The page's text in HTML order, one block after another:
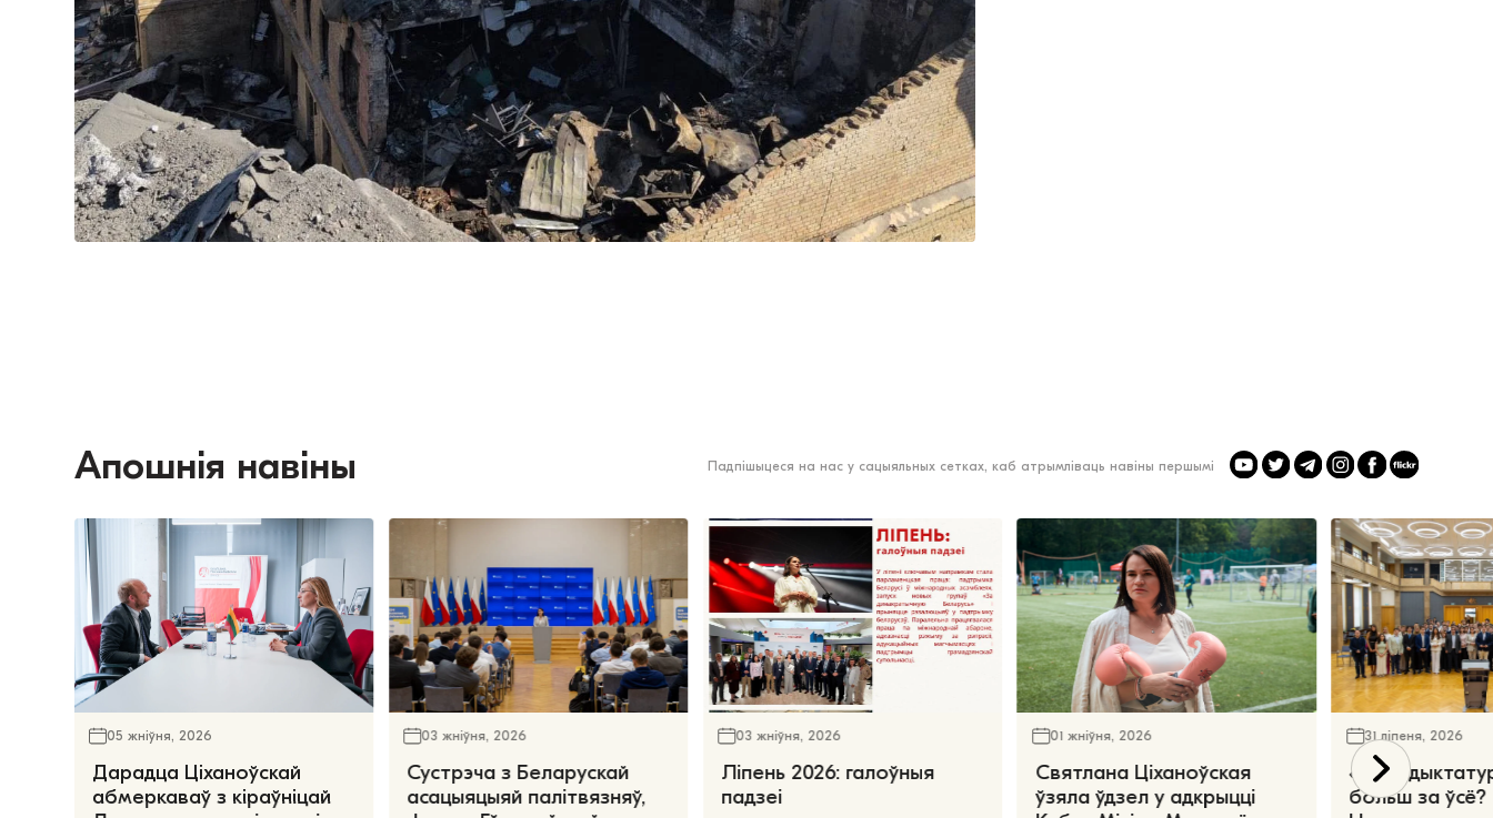
Апошнія навіны Падпішыцеся на нас у сацыяльных сетках, каб атрымліваць навіны першымі
05 жніўня, 2026
Дарадца Ціханоўскай
абмеркаваў з кіраўніцай
03 жніўня, 2026
Сустрэча з Беларускай
асацыяцыяй палітвязняў,
03 жніўня, 2026
Ліпень 2026: галоўныя
падзеі
01 жніўня, 2026
Святлана Ціханоўская
ўзяла ўдзел у адкрыцці
31 ліпеня, 2026
«Чаго
больш за ўсё?